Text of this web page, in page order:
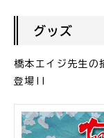
グッズ
橋本エイジ先生の
登場!!